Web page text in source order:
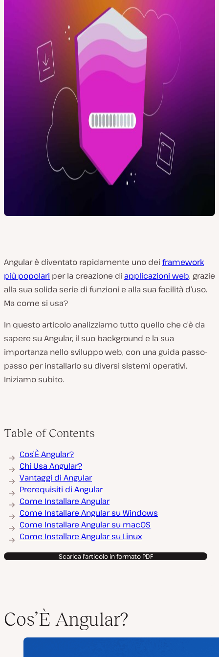
Angular è diventato rapidamente uno dei framework
più popolari per la creazione di applicazioni web, grazie
alla sua solida serie di funzioni e alla sua facilità d’uso.
Ma come si usa?
In questo articolo analizziamo tutto quello che c’è da
sapere su Angular, il suo background e la sua
importanza nello sviluppo web, con una guida passo-
passo per installarlo su diversi sistemi operativi.
Iniziamo subito.
Table of Contents
Cos’È Angular?
Chi Usa Angular?
Vantaggi di Angular
Prerequisiti di Angular
Come Installare Angular
Come Installare Angular su Windows
Come Installare Angular su macOS
Come Installare Angular su Linux
Scarica l'articolo in formato PDF
Cos’È Angular?